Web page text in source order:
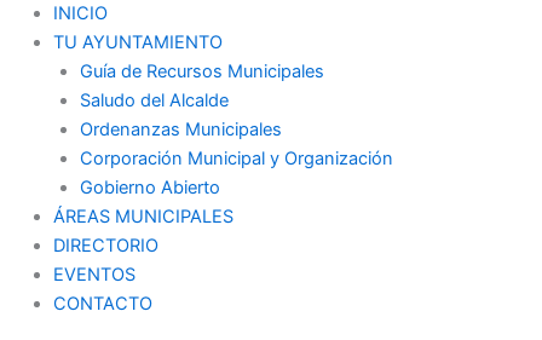
INICIO
TU AYUNTAMIENTO
Guía de Recursos Municipales
Saludo del Alcalde
Ordenanzas Municipales
Corporación Municipal y Organización
Gobierno Abierto
ÁREAS MUNICIPALES
DIRECTORIO
EVENTOS
CONTACTO